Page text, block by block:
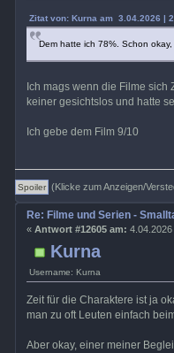
Zitat von: Kurna am 3.04.2026 |
Dem hatte ich 78%. Schon
Ich mags wenn die Filme sich
keiner gesichtslos und hatte
Ich gebe dem Film 9/10
(Klicke zum Anzeigen/
Kurna
Username: Kurna
Re: Filme und Serien -
« Antwort #12605 am:
Zeit für die Charaktere ist ja
man zu oft Leuten einfach
Aber okay, einer meiner